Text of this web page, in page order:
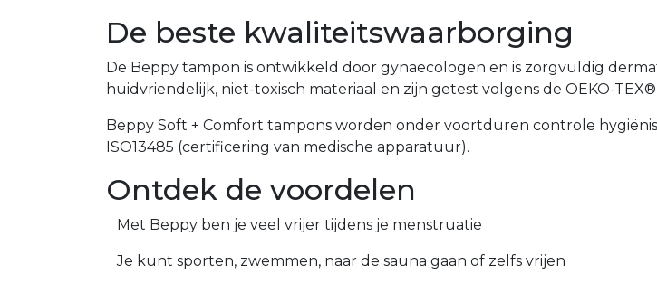
De beste kwaliteitswaarborging
De Beppy tampon is ontwikkeld door gynaecologen en is zorgvuldig
huidvriendelijk, niet-toxisch materiaal en zijn getest volgens de OEKO-
Beppy Soft + Comfort tampons worden onder voortduren controle
ISO13485 (certificering van medische apparatuur).
Ontdek de voordelen
Met Beppy ben je veel vrijer tijdens je menstruatie
Je kunt sporten, zwemmen, naar de sauna gaan of zelfs vrijen